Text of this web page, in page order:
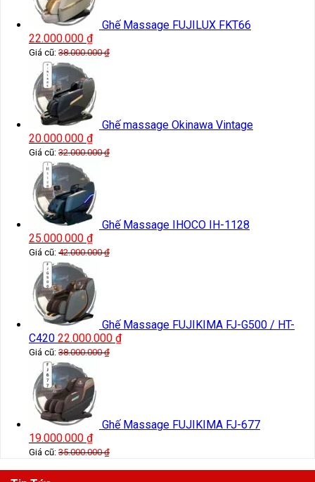
Ghế Massage FUJILUX FKT66
22.000.000 ₫
Giá cũ: 38.000.000₫
Ghế massage Okinawa Vintage
20.000.000 ₫
Giá cũ: 32.000.000₫
Ghế Massage IHOCO IH-1128
25.000.000 ₫
Giá cũ: 42.000.000₫
Ghế Massage FUJIKIMA FJ-G500 / HT-
C420 22.000.000 ₫
Giá cũ: 38.000.000₫
Ghế Massage FUJIKIMA FJ-677
19.000.000 ₫
Giá cũ: 35.000.000₫